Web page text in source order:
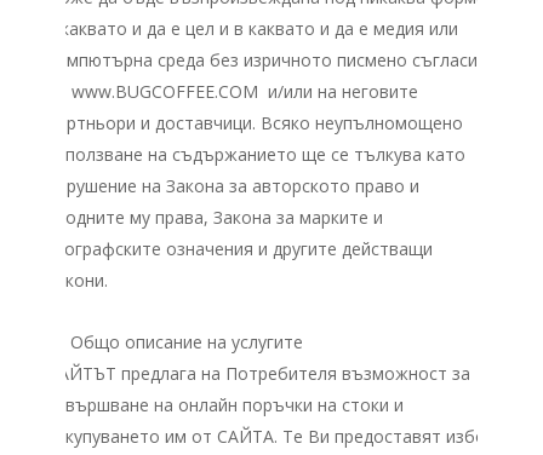
с каквато и да е цел и в каквато и да е медия или
компютърна среда без изричното писмено съгласие
на www.BUGCOFFEE.COM и/или на неговите
партньори и доставчици. Всяко неупълномощено
използване на съдържанието ще се тълкува като
нарушение на Закона за авторското право и
сродните му права, Закона за марките и
географските означения и другите действащи
закони.
III. Общо описание на услугите
САЙТЪТ предлага на Потребителя възможност за
извършване на онлайн поръчки на стоки и
закупуването им от САЙТА. Те Ви предоставят избор